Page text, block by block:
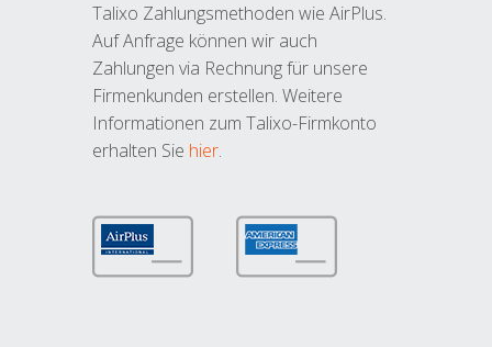
Talixo Zahlungsmethoden wie AirPlus.
Auf Anfrage können wir auch
Zahlungen via Rechnung für unsere
Firmenkunden erstellen. Weitere
Informationen zum Talixo-Firmkonto
erhalten Sie hier.